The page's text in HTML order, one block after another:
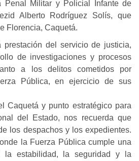
Penal Militar y Policial Infante de
Alberto Rodríguez Solís, que
Florencia, Caquetá.
prestación del servicio de justicia,
de investigaciones y procesos
a los delitos cometidos por
Pública, en ejercicio de sus
Caquetá y punto estratégico para
del Estado, nos recuerda que
los despachos y los expedientes.
la Fuerza Pública cumple una
la estabilidad, la seguridad y la